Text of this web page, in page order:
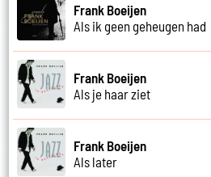
Frank Boeijen
Als ik geen geheugen had
Frank Boeijen
Als je haar ziet
Frank Boeijen
Als later